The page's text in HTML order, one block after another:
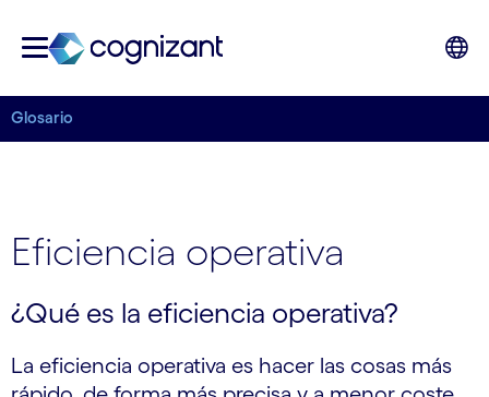
Glosario
Eficiencia operativa
¿Qué es la eficiencia operativa?
La eficiencia operativa es hacer las cosas más